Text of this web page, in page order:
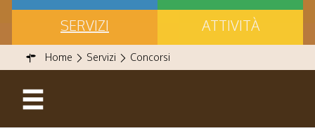
SERVIZI
ATTIVITÀ
Home Servizi Concorsi